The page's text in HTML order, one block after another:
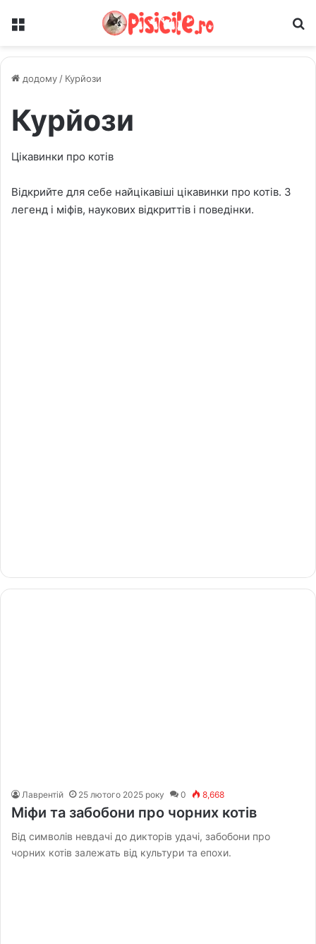
додому/ Курйози
Курйози
Цікавинки про котів
Відкрийте для себе найцікавіші цікавинки про котів. З
легенд і міфів, наукових відкриттів і поведінки.
Лаврентій 25 лютого 2025 року 0 8,668
Міфи та забобони про чорних котів
Від символів невдачі до дикторів удачі, забобони про
чорних котів залежать від культури та епохи.